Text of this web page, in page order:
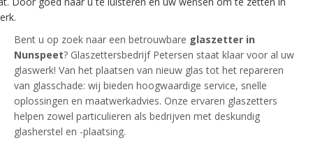
Bent u op zoek naar een betrouwbare glaszetter in
Nunspeet? Glaszettersbedrijf Petersen staat klaar voor al uw
glaswerk! Van het plaatsen van nieuw glas tot het repareren
van glasschade: wij bieden hoogwaardige service, snelle
oplossingen en maatwerkadvies. Onze ervaren glaszetters
helpen zowel particulieren als bedrijven met deskundig
glasherstel en -plaatsing.